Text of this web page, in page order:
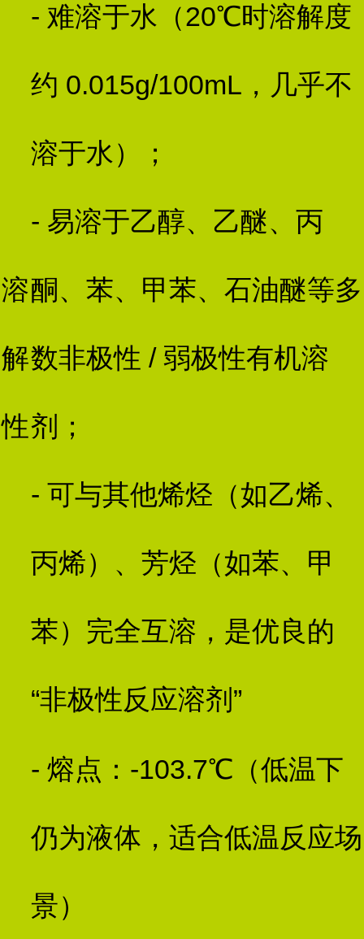
溶
解
性
- 难溶于水（20℃时溶解度
约 0.015g/100mL，几乎不
溶于水）；
- 易溶于乙醇、乙醚、丙
酮、苯、甲苯、石油醚等多
数非极性 / 弱极性有机溶
剂；
- 可与其他烯烃（如乙烯、
丙烯）、芳烃（如苯、甲
苯）完全互溶，是优良的
“非极性反应溶剂”
- 熔点：-103.7℃（低温下
仍为液体，适合低温反应场
景）